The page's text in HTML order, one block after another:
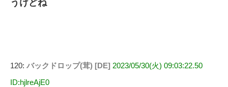
うけどね
120: バックドロップ(茸) [DE] 2023/05/30(火) 09:03:22.50
ID:hjlreAjE0